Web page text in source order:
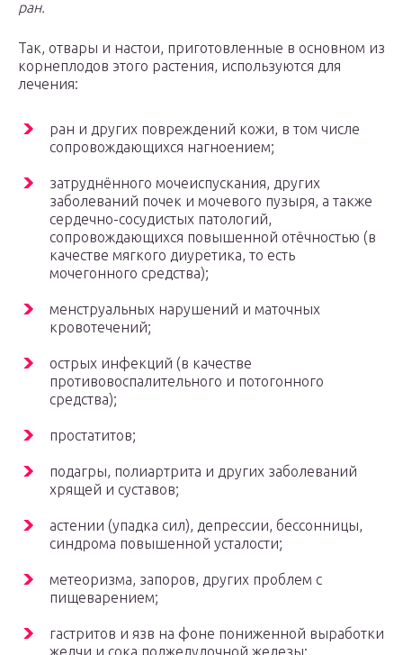
ран.
Так, отвары и настои, приготовленные в основном из
корнеплодов этого растения, используются для
лечения:
ран и других повреждений кожи, в том числе
сопровождающихся нагноением;
затруднённого мочеиспускания, других
заболеваний почек и мочевого пузыря, а также
сердечно-сосудистых патологий,
сопровождающихся повышенной отёчностью (в
качестве мягкого диуретика, то есть
мочегонного средства);
менструальных нарушений и маточных
кровотечений;
острых инфекций (в качестве
противовоспалительного и потогонного
средства);
простатитов;
подагры, полиартрита и других заболеваний
хрящей и суставов;
астении (упадка сил), депрессии, бессонницы,
синдрома повышенной усталости;
метеоризма, запоров, других проблем с
пищеварением;
гастритов и язв на фоне пониженной выработки
желчи и сока поджелудочной железы;